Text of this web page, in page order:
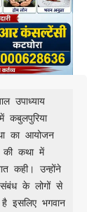
कबुलपुरिया
का आयोजन
की कथा में
कही। उन्होंने
संबंध के लोगों से
इसलिए भगवान